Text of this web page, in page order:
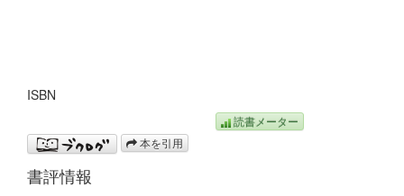
ISBN
読書メーター
本を引用
書評情報